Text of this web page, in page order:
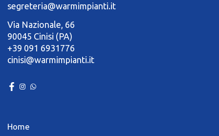
segreteria@warmimpianti.it
Via Nazionale, 66
90045 Cinisi (PA)
+39 091 6931776
cinisi@warmimpianti.it
Home